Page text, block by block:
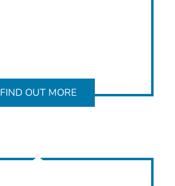
FIND OUT MORE